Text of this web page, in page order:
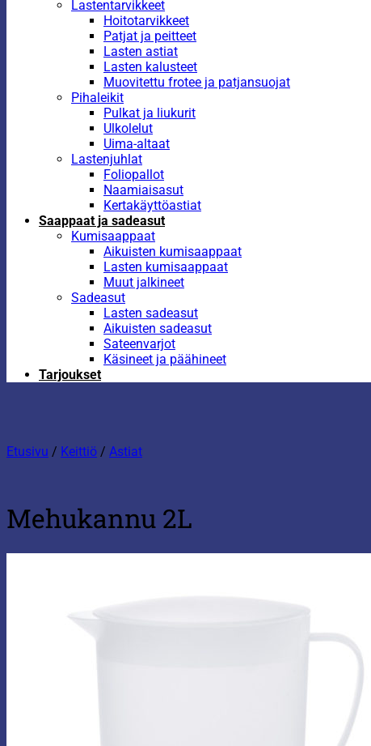
Lastentarvikkeet
Hoitotarvikkeet
Patjat ja peitteet
Lasten astiat
Lasten kalusteet
Muovitettu frotee ja patjansuojat
Pihaleikit
Pulkat ja liukurit
Ulkolelut
Uima-altaat
Lastenjuhlat
Foliopallot
Naamiaisasut
Kertakäyttöastiat
Saappaat ja sadeasut
Kumisaappaat
Aikuisten kumisaappaat
Lasten kumisaappaat
Muut jalkineet
Sadeasut
Lasten sadeasut
Aikuisten sadeasut
Sateenvarjot
Käsineet ja päähineet
Tarjoukset
Etusivu / Keittiö / Astiat
Mehukannu 2L